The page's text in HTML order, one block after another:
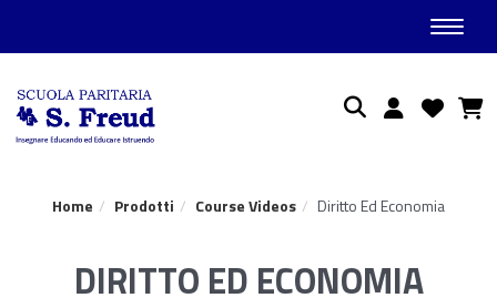
Ricerca
Home Prodotti Course Videos Diritto Ed Economia
DIRITTO ED ECONOMIA